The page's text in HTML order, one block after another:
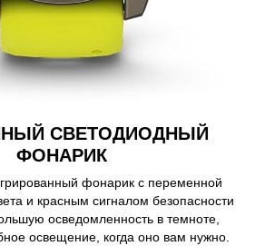
СВЕТОДИОДНЫЙ
ФОНАРИК
фонарик с переменной
и красным сигналом безопасности
осведомленность в темноте,
освещение, когда оно вам нужно.